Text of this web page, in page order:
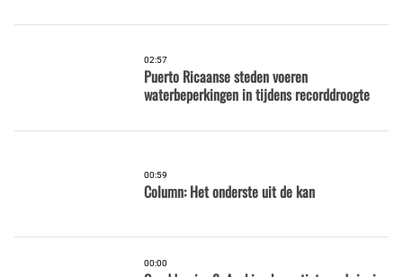
02:57
Puerto Ricaanse steden voeren
waterbeperkingen in tijdens recorddroogte
00:59
Column: Het onderste uit de kan
00:00